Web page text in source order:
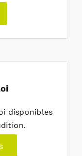
disponibles